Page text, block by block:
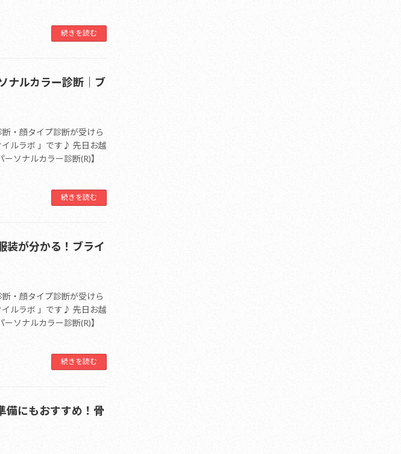
続きを読む
ナルカラー診断｜ブ
・顔タイプ診断が受けら
ルラボ 」です♪ 先日お越
ソナルカラー診断(R)】
続きを読む
装が分かる！ブライ
・顔タイプ診断が受けら
ルラボ 」です♪ 先日お越
ソナルカラー診断(R)】
続きを読む
備にもおすすめ！骨